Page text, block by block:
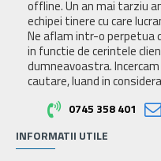
offline. Un an mai tarziu
echipei tinere cu care
Ne aflam intr-o perpetua
in functie de cerintele
dumneavoastra.
cautare, luand in
0745 358 401
INFORMATII UTILE